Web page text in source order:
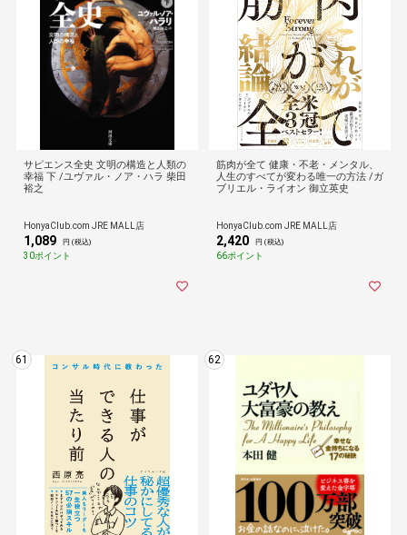
サピエンス全史 文明の構造と人類の
幸福 下 /ユヴァル・ノア・ハラ 柴田
裕之
HonyaClub.com JRE MALL店
1,089 円 (税込)
30ポイント
筋肉が全て 健康・不老・メンタル、
人生のすべてが変わる唯一の方法 /ガ
ブリエル・ライオン 御立英史
HonyaClub.com JRE MALL店
2,420 円 (税込)
66ポイント
61 62